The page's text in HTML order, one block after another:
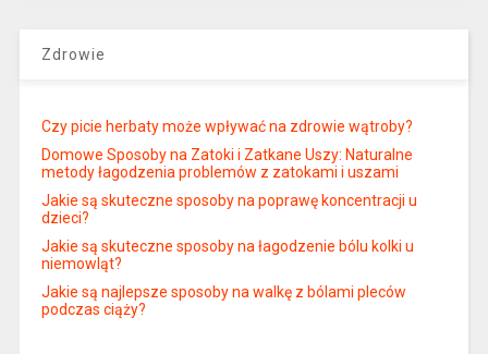
Zdrowie
Czy picie herbaty może wpływać na zdrowie wątroby?
Domowe Sposoby na Zatoki i Zatkane Uszy: Naturalne
metody łagodzenia problemów z zatokami i uszami
Jakie są skuteczne sposoby na poprawę koncentracji u
dzieci?
Jakie są skuteczne sposoby na łagodzenie bólu kolki u
niemowląt?
Jakie są najlepsze sposoby na walkę z bólami pleców
podczas ciąży?